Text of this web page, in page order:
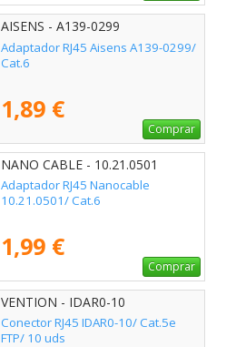
AISENS - A139-0299
Adaptador RJ45 Aisens A139-0299/
Cat.6
1,89 €
Comprar
NANO CABLE - 10.21.0501
Adaptador RJ45 Nanocable
10.21.0501/ Cat.6
1,99 €
Comprar
VENTION - IDAR0-10
Conector RJ45 IDAR0-10/ Cat.5e
FTP/ 10 uds